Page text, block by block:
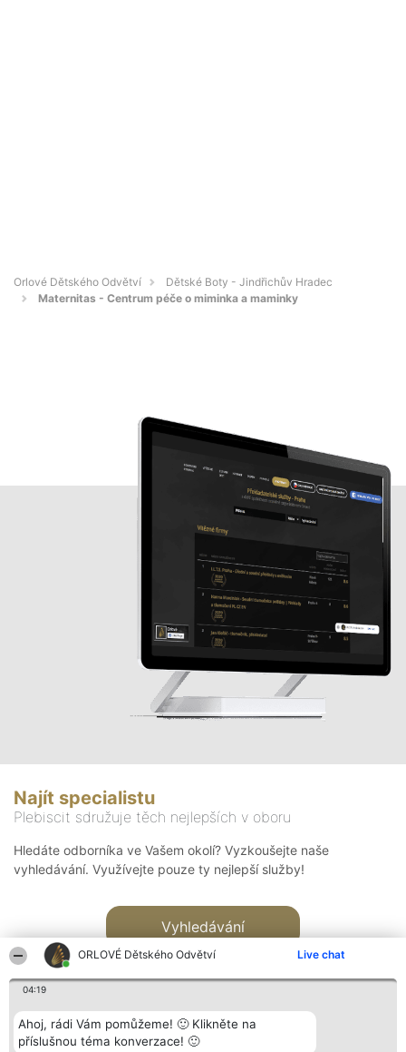
ORLOVÉ Dětského Odvětví Live chat
04:19
Ahoj, rádi Vám pomůžeme! 🙂 Klikněte na
příslušnou téma konverzace! 🙂
Orlové Dětského Odvětví
Dětské Boty - Jindřichův Hradec
Maternitas - Centrum péče o miminka a maminky
Najít specialistu
Plebiscit sdružuje těch nejlepších v oboru
Hledáte odborníka ve Vašem okolí? Vyzkoušejte naše
vyhledávání. Využívejte pouze ty nejlepší služby!
Vyhledávání